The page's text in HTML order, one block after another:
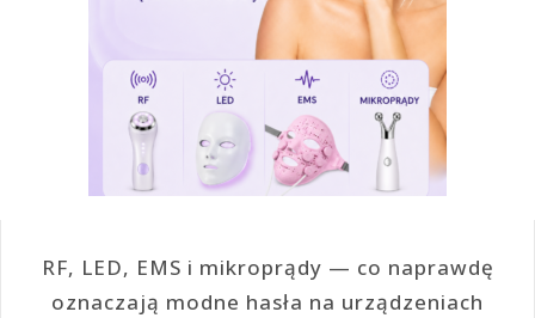
RF, LED, EMS i mikroprądy — co naprawdę
oznaczają modne hasła na urządzeniach